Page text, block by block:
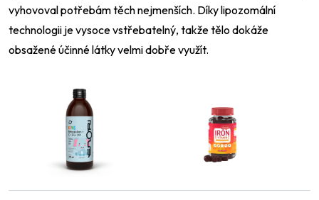
vyhovoval potřebám těch nejmenších. Díky lipozomální
technologii je vysoce vstřebatelný, takže tělo dokáže
obsažené účinné látky velmi dobře využít.